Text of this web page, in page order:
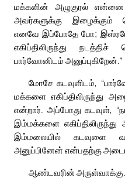
மக்களின் அழுகுரல் என்னை
அவர்களுக்கு இழைக்கும்
எனவே இப்போதே போ;
எகிப்திலிருந்து
பார்வோனிடம் அனுப்புகிறேன்.”
மோசே கடவுளிடம்,
மக்களை எகிப்திலிருந்து
என்றார். அப்போது கடவுள்,
இம்மக்களை
இம்மலையில் கடவுளை
அனுப்பினேன் என்பதற்கு
ஆண்டவரின் அருள்வாக்கு.